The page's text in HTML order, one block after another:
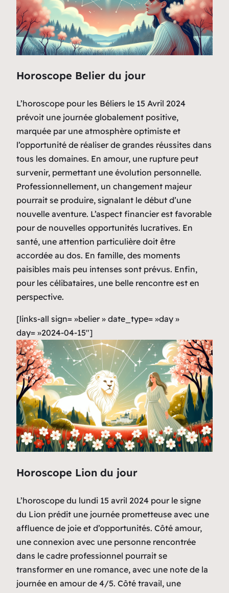
Horoscope Belier du jour
L’horoscope pour les Béliers le 15 Avril 2024
prévoit une journée globalement positive,
marquée par une atmosphère optimiste et
l’opportunité de réaliser de grandes réussites dans
tous les domaines. En amour, une rupture peut
survenir, permettant une évolution personnelle.
Professionnellement, un changement majeur
pourrait se produire, signalant le début d’une
nouvelle aventure. L’aspect financier est favorable
pour de nouvelles opportunités lucratives. En
santé, une attention particulière doit être
accordée au dos. En famille, des moments
paisibles mais peu intenses sont prévus. Enfin,
pour les célibataires, une belle rencontre est en
perspective.
[links-all sign= »belier » date_type= »day »
day= »2024-04-15″]
Horoscope Lion du jour
L’horoscope du lundi 15 avril 2024 pour le signe
du Lion prédit une journée prometteuse avec une
affluence de joie et d’opportunités. Côté amour,
une connexion avec une personne rencontrée
dans le cadre professionnel pourrait se
transformer en une romance, avec une note de la
journée en amour de 4/5. Côté travail, une